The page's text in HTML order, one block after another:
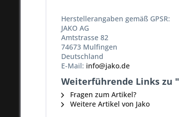
Herstellerangaben gemäß GPSR:
JAKO AG
Amtstrasse 82
74673 Mulfingen
Deutschland
E-Mail: info@jako.de
Weiterführende Links zu
Fragen zum Artikel?
Weitere Artikel von Jako